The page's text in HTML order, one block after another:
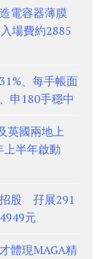
電容器薄膜
場費約2885
、每手帳面
申180手穩中
英國兩地上
半年啟動
招股 孖展291
元
體現MAGA精